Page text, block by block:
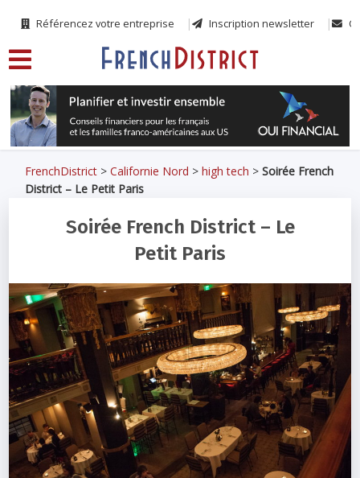
Référencez votre entreprise Inscription newsletter
FrenchDistrict >Californie Nord >high tech >Soirée French
District – Le Petit Paris
Soirée French District – Le
Petit Paris